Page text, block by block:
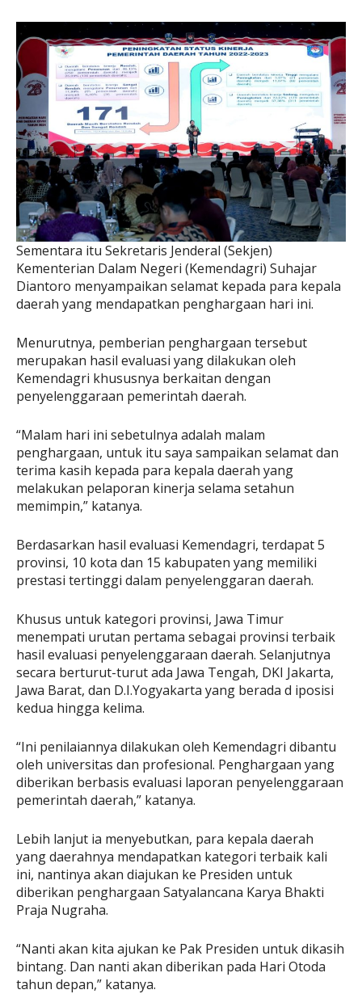
Sementara itu Sekretaris Jenderal (Sekjen)
Kementerian Dalam Negeri (Kemendagri) Suhajar
Diantoro menyampaikan selamat kepada para kepala
daerah yang mendapatkan penghargaan hari ini.
Menurutnya, pemberian penghargaan tersebut
merupakan hasil evaluasi yang dilakukan oleh
Kemendagri khususnya berkaitan dengan
penyelenggaraan pemerintah daerah.
“Malam hari ini sebetulnya adalah malam
penghargaan, untuk itu saya sampaikan selamat dan
terima kasih kepada para kepala daerah yang
melakukan pelaporan kinerja selama setahun
memimpin,” katanya.
Berdasarkan hasil evaluasi Kemendagri, terdapat 5
provinsi, 10 kota dan 15 kabupaten yang memiliki
prestasi tertinggi dalam penyelenggaran daerah.
Khusus untuk kategori provinsi, Jawa Timur
menempati urutan pertama sebagai provinsi terbaik
hasil evaluasi penyelenggaraan daerah. Selanjutnya
secara berturut-turut ada Jawa Tengah, DKI Jakarta,
Jawa Barat, dan D.I.Yogyakarta yang berada d iposisi
kedua hingga kelima.
“Ini penilaiannya dilakukan oleh Kemendagri dibantu
oleh universitas dan profesional. Penghargaan yang
diberikan berbasis evaluasi laporan penyelenggaraan
pemerintah daerah,” katanya.
Lebih lanjut ia menyebutkan, para kepala daerah
yang daerahnya mendapatkan kategori terbaik kali
ini, nantinya akan diajukan ke Presiden untuk
diberikan penghargaan Satyalancana Karya Bhakti
Praja Nugraha.
“Nanti akan kita ajukan ke Pak Presiden untuk dikasih
bintang. Dan nanti akan diberikan pada Hari Otoda
tahun depan,” katanya.